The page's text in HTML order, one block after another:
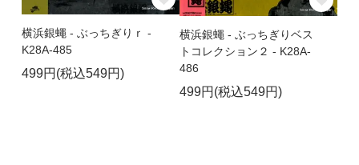
横浜銀蠅 - ぶっちぎりｒ -
K28A-485
499円(税込549円)
横浜銀蠅 - ぶっちぎりベス
トコレクション２ - K28A-
486
499円(税込549円)